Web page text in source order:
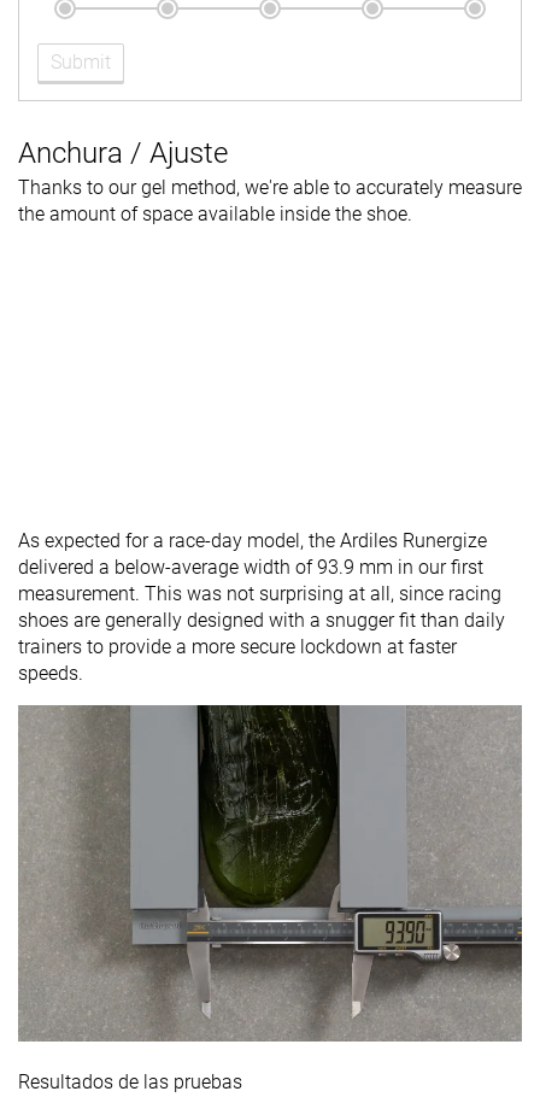
Submit
Anchura / Ajuste
Thanks to our gel method, we're able to accurately measure
the amount of space available inside the shoe.
As expected for a race-day model, the Ardiles Runergize
delivered a below-average width of 93.9 mm in our first
measurement. This was not surprising at all, since racing
shoes are generally designed with a snugger fit than daily
trainers to provide a more secure lockdown at faster
speeds.
Resultados de las pruebas